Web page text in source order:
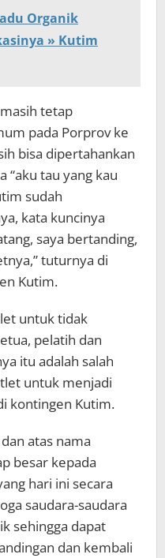
Organik
» Kutim
tetap
pada Porprov ke
bisa dipertahankan
“aku tau yang kau
sudah
kata kuncinya
saya bertanding,
tuturnya di
Kutim.
untuk tidak
pelatih dan
itu adalah salah
untuk menjadi
kontingen Kutim.
atas nama
besar kepada
hari ini secara
saudara-saudara
sehingga dapat
dan kembali